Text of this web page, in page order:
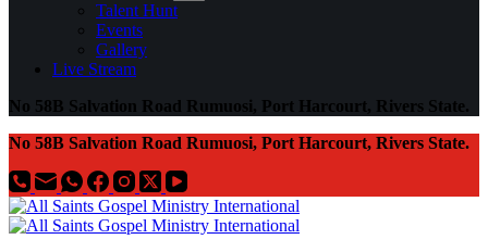
Talent Hunt
Events
Gallery
Live Stream
No 58B Salvation Road Rumuosi, Port Harcourt, Rivers State.
No 58B Salvation Road Rumuosi, Port Harcourt, Rivers State.